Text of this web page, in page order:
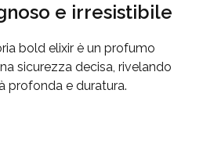
e irresistibile
bold elixir è un profumo
sicurezza decisa, rivelando
profonda e duratura.